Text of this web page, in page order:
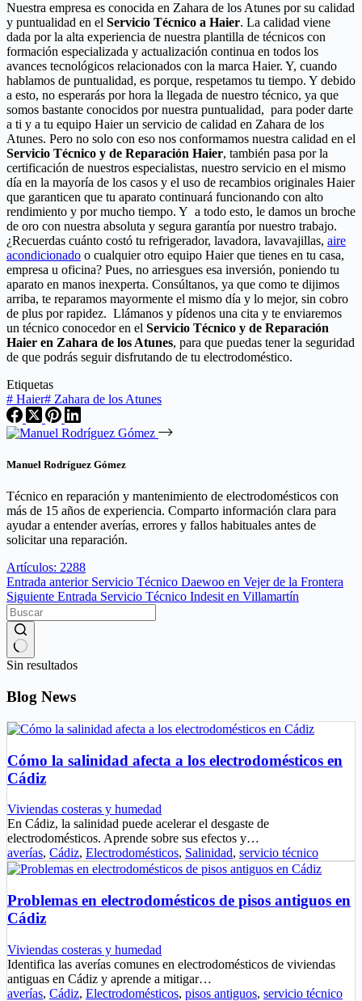
Nuestra empresa es conocida en Zahara de los Atunes por su calidad
y puntualidad en el Servicio Técnico a Haier. La calidad viene
dada por la alta experiencia de nuestra plantilla de técnicos con
formación especializada y actualización continua en todos los
avances tecnológicos relacionados con la marca Haier. Y, cuando
hablamos de puntualidad, es porque, respetamos tu tiempo. Y debido
a esto, no esperarás por hora la llegada de nuestro técnico, ya que
somos bastante conocidos por nuestra puntualidad, para poder darte
a ti y a tu equipo Haier un servicio de calidad en Zahara de los
Atunes. Pero no solo con eso nos conformamos nuestra calidad en el
Servicio Técnico y de Reparación Haier, también pasa por la
certificación de nuestros especialistas, nuestro servicio en el mismo
día en la mayoría de los casos y el uso de recambios originales Haier
que garanticen que tu aparato continuará funcionando con alto
rendimiento y por mucho tiempo. Y a todo esto, le damos un broche
de oro con nuestra absoluta y segura garantía por nuestro trabajo.
¿Recuerdas cuánto costó tu refrigerador, lavadora, lavavajillas, aire
acondicionado o cualquier otro equipo Haier que tienes en tu casa,
empresa u oficina? Pues, no arriesgues esa inversión, poniendo tu
aparato en manos inexperta. Consúltanos, ya que como te dijimos
arriba, te reparamos mayormente el mismo día y lo mejor, sin cobro
de plus por rapidez. Llámanos y pídenos una cita y te enviaremos
un técnico conocedor en el Servicio Técnico y de Reparación
Haier en Zahara de los Atunes, para que puedas tener la seguridad
de que podrás seguir disfrutando de tu electrodoméstico.
Etiquetas
# Haier# Zahara de los Atunes
Manuel Rodríguez Gómez
Técnico en reparación y mantenimiento de electrodomésticos con
más de 15 años de experiencia. Comparto información clara para
ayudar a entender averías, errores y fallos habituales antes de
solicitar una reparación.
Artículos: 2288
Entrada anterior Servicio Técnico Daewoo en Vejer de la Frontera
Siguiente Entrada Servicio Técnico Indesit en Villamartín
Sin resultados
Blog News
Cómo la salinidad afecta a los electrodomésticos en
Cádiz
Viviendas costeras y humedad
En Cádiz, la salinidad puede acelerar el desgaste de
electrodomésticos. Aprende sobre sus efectos y…
averías, Cádiz, Electrodomésticos, Salinidad, servicio técnico
Problemas en electrodomésticos de pisos antiguos en
Cádiz
Viviendas costeras y humedad
Identifica las averías comunes en electrodomésticos de viviendas
antiguas en Cádiz y aprende a mitigar…
averías, Cádiz, Electrodomésticos, pisos antiguos, servicio técnico